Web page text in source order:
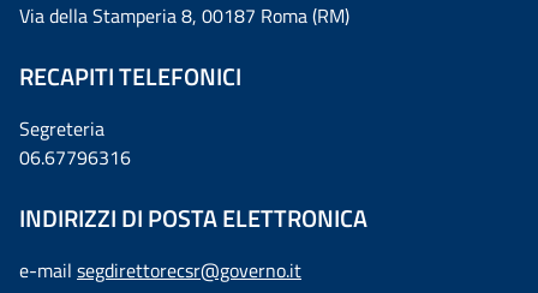
Via della Stamperia 8, 00187 Roma (RM)
RECAPITI TELEFONICI
Segreteria
06.67796316
INDIRIZZI DI POSTA ELETTRONICA
e-mail segdirettorecsr@governo.it